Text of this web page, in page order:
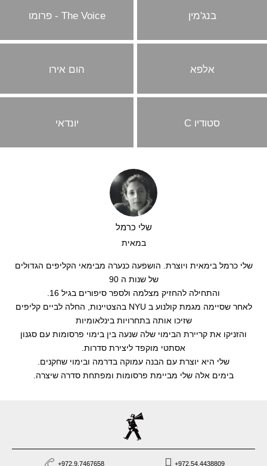
בנג'מין The Voice - פרומו
אלפא הום אירו
סטודיו C יונדאי
שלי כרמל
במאית
שלי כרמל בימאית ויוצרת. הושפעה כנערה מבימאי הקליפים הגדולים
של שנות ה 90
והתחילה להחזיק מצלמה ולספר סיפורים בגיל 16.
לאחר שסיימה מגמת קולנוע ב NYU בהצטיינות, החלה לביים קליפים
שזיכו אותה בתחרויות בינלאומיות
והזניקו את קריירת הבימוי שלה שנעה בין בימוי פרסומות עם סגנון
אסתטי מוקפד ליצירת סדרות.
שלי היא יוצרת עם הבנה עמוקה בדרמה ובימוי שחקנים.
בימים אלה שלי מביימת פרסומות ומפתחת סדרה שיצרה.
+972.9.7467658 +972.54.4438809